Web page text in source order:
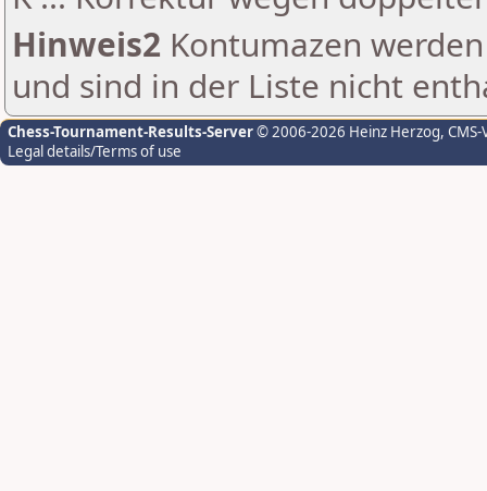
Hinweis2 Kontumazen
und sind in der Liste nicht
Chess-Tournament-Results-Server© 2006-2026 Heinz Herzog,
Legal details/Terms of use